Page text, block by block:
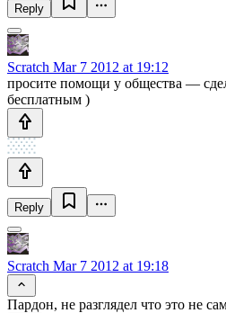
Reply
Scratch Mar 7 2012 at 19:12
просите помощи у общества —
бесплатным )
Reply
Scratch Mar 7 2012 at 19:18
Пардон, не разглядел что это не